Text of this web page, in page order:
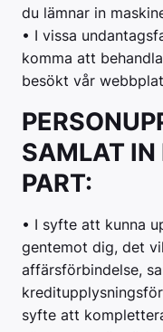
du lämnar in
• I vissa
komma att
besökt vår
SAMLAT IN
PART:
• I syfte att kunna
gentemot dig, det
affärsförbindelse,
syfte att